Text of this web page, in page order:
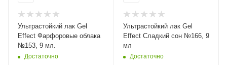
Ультрастойкий лак Gel
Effect Фарфоровые облака
№153, 9 мл.
Достаточно
Ультрастойкий лак Gel
Effect Сладкий сон №166, 9
мл
Достаточно